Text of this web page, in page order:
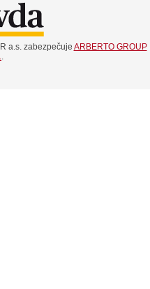
a.s. zabezpečuje ARBERTO GROUP